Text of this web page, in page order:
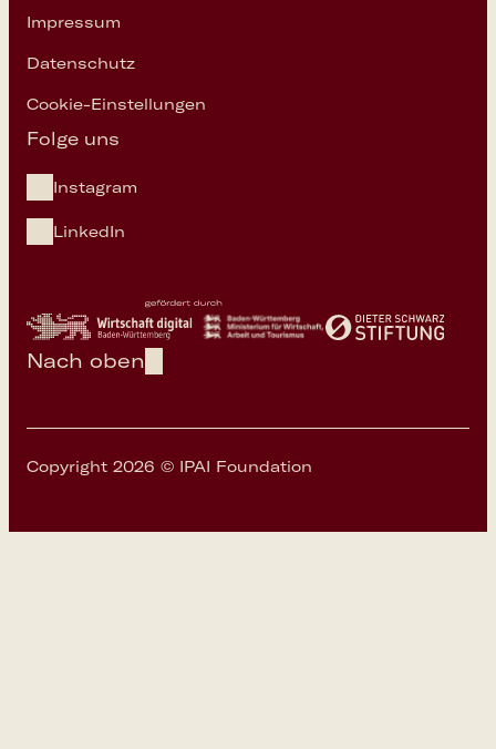
Impressum
Datenschutz
Cookie-Einstellungen
Folge uns
Instagram
LinkedIn
Copyright 2026 © IPAI Foundation
Nach oben